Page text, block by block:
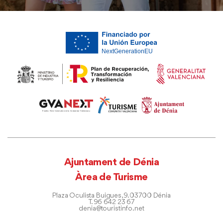
Ajuntament de Dénia
Àrea de Turisme
Plaza Oculista Buigues, 9. 03700 Dénia
T. 96 642 23 67
denia@touristinfo.net